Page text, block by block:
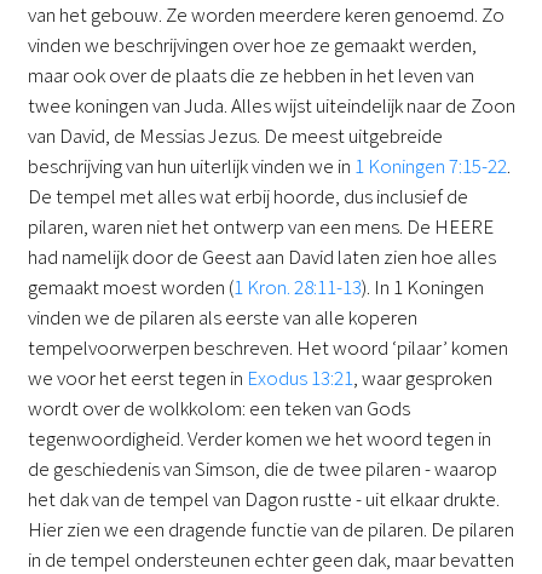
van het gebouw. Ze worden meerdere keren genoemd. Zo
vinden we beschrijvingen over hoe ze gemaakt werden,
maar ook over de plaats die ze hebben in het leven van
twee koningen van Juda. Alles wijst uiteindelijk naar de Zoon
van David, de Messias Jezus. De meest uitgebreide
beschrijving van hun uiterlijk vinden we in 1 Koningen 7:15-22.
De tempel met alles wat erbij hoorde, dus inclusief de
pilaren, waren niet het ontwerp van een mens. De HEERE
had namelijk door de Geest aan David laten zien hoe alles
gemaakt moest worden (1 Kron. 28:11-13). In 1 Koningen
vinden we de pilaren als eerste van alle koperen
tempelvoorwerpen beschreven. Het woord ‘pilaar’ komen
we voor het eerst tegen in Exodus 13:21, waar gesproken
wordt over de wolkkolom: een teken van Gods
tegenwoordigheid. Verder komen we het woord tegen in
de geschiedenis van Simson, die de twee pilaren - waarop
het dak van de tempel van Dagon rustte - uit elkaar drukte.
Hier zien we een dragende functie van de pilaren. De pilaren
in de tempel ondersteunen echter geen dak, maar bevatten